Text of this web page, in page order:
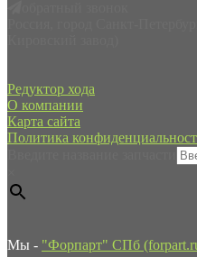
Редуктор хода
О компании
Карта сайта
Политика
Мы - "Форпарт" СПб